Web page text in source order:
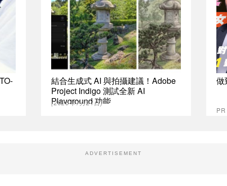
結合生成式 AI 與拍攝建議！Adobe
Project Indigo 測試全新 AI
Playground 功能
(2026年7月21日)
做
ADVERTISEMENT